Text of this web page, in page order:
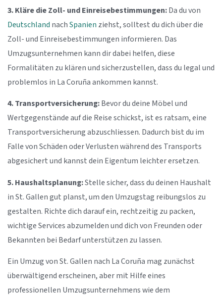
3. Kläre die Zoll- und Einreisebestimmungen:Da du von
Deutschland nachSpanien ziehst, solltest du dich über die
Zoll- und Einreisebestimmungen informieren. Das
Umzugsunternehmen kann dir dabei helfen, diese
Formalitäten zu klären und sicherzustellen, dass du legal und
problemlos in La Coruña ankommen kannst.
4. Transportversicherung:Bevor du deine Möbel und
Wertgegenstände auf die Reise schickst, ist es ratsam, eine
Transportversicherung abzuschliessen. Dadurch bist du im
Falle von Schäden oder Verlusten während des Transports
abgesichert und kannst dein Eigentum leichter ersetzen.
5. Haushaltsplanung:Stelle sicher, dass du deinen Haushalt
in St. Gallen gut planst, um den Umzugstag reibungslos zu
gestalten. Richte dich darauf ein, rechtzeitig zu packen,
wichtige Services abzumelden und dich von Freunden oder
Bekannten bei Bedarf unterstützen zu lassen.
Ein Umzug von St. Gallen nach La Coruña mag zunächst
überwältigend erscheinen, aber mit Hilfe eines
professionellen Umzugsunternehmens wie dem